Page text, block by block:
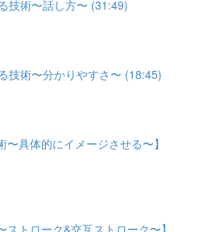
技術〜話し方〜 (31:49)
技術〜分かりやすさ〜 (18:45)
〜具体的にイメージさせる〜】
ストローク&交互ストローク〜】